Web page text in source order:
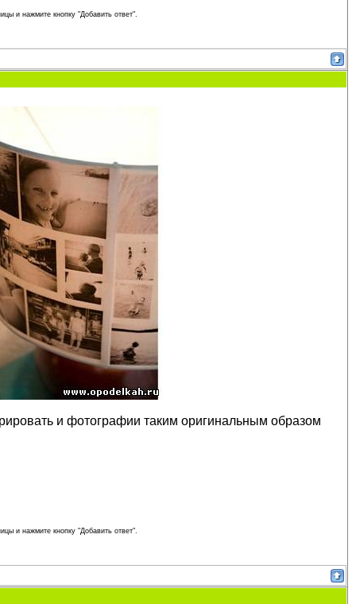
и нажмите кнопку "Добавить ответ".
и фотографии таким оригинальным образом
и нажмите кнопку "Добавить ответ".